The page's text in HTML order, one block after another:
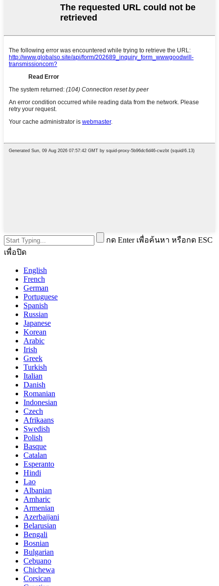
กด Enter เพื่อค้นหา หรือกด ESC
เพื่อปิด
English
French
German
Portuguese
Spanish
Russian
Japanese
Korean
Arabic
Irish
Greek
Turkish
Italian
Danish
Romanian
Indonesian
Czech
Afrikaans
Swedish
Polish
Basque
Catalan
Esperanto
Hindi
Lao
Albanian
Amharic
Armenian
Azerbaijani
Belarusian
Bengali
Bosnian
Bulgarian
Cebuano
Chichewa
Corsican